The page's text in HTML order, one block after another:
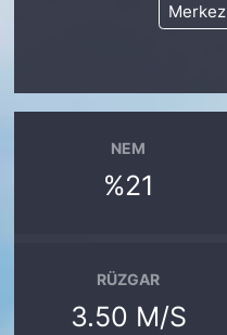
Merkez
NEM
%21
RÜZGAR
3.50 M/S
BİYOGRAFİLER